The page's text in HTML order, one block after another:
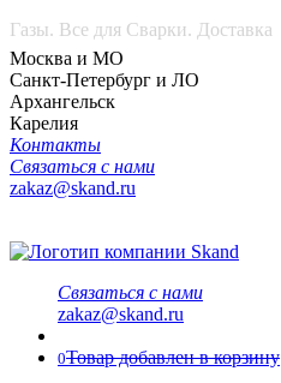
Газы. Все для Сварки. Доставка
Москва и МО
Санкт-Петербург и ЛО
Архангельск
Карелия
Контакты
Связаться с нами
zakaz@skand.ru
Связаться с нами
zakaz@skand.ru
0Товар добавлен в корзину